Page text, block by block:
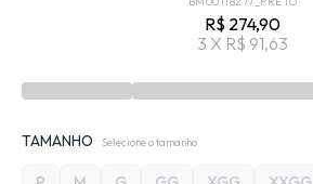
R$ 274,90
3 X R$ 91,63
TAMANHO Selecione o tamanho